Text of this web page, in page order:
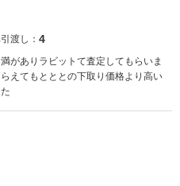
渡し： 4
がありラビットて査定してもらいま
えてもとととの下取り価格より高い